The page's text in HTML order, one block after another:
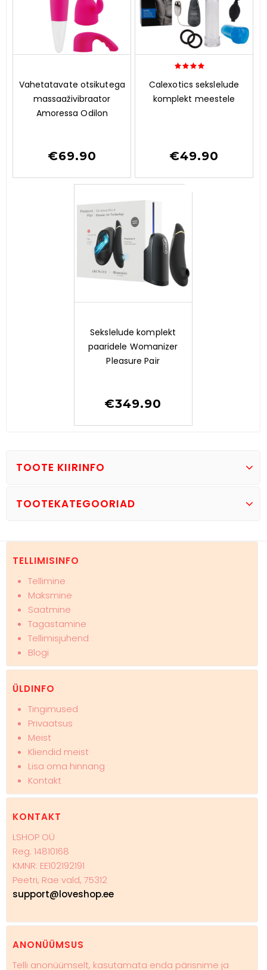
o
u
o
Vahetatavate otsikutega
massaaživibraator
Amoressa Odilon
€69.90
out of 5
Calexotics sekslelude
komplekt meestele
€49.90
o
u
o
Sekslelude komplekt
paaridele Womanizer
Pleasure Pair
€349.90
TOOTE KIIRINFO
TOOTEKATEGOORIAD
TELLIMISINFO
Tellimine
Maksmine
Saatmine
Tagastamine
Tellimisjuhend
Blogi
ÜLDINFO
Tingimused
Privaatsus
Meist
Kliendid meist
Lisa oma hinnang
Kontakt
KONTAKT
LSHOP OÜ
Reg. 14810168
KMNR: EE102192191
Peetri, Rae vald, 75312
support@loveshop.ee
ANONÜÜMSUS
Telli anonüümselt, kasutamata enda pärisnime ja